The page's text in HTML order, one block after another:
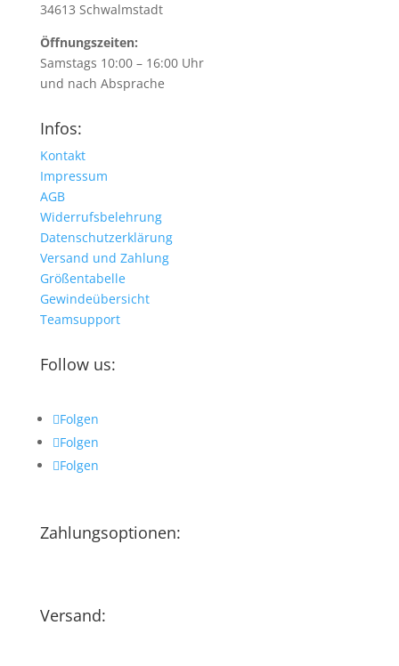
34613 Schwalmstadt
Öffnungszeiten:
Samstags 10:00 – 16:00 Uhr
und nach Absprache
Infos:
Kontakt
Impressum
AGB
Widerrufsbelehrung
Datenschutzerklärung
Versand und Zahlung
Größentabelle
Gewindeübersicht
Teamsupport
Follow us:
Folgen
Folgen
Folgen
Zahlungsoptionen:
Versand: